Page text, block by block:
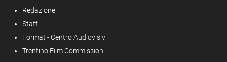
Redazione
Staff
Format - Centro Audiovisivi
Trentino Film Commission